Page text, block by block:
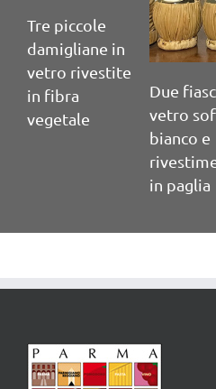
Tre piccole
damigliane in
vetro rivestite
in fibra
vegetale
Due
vetro
bianco e
in paglia